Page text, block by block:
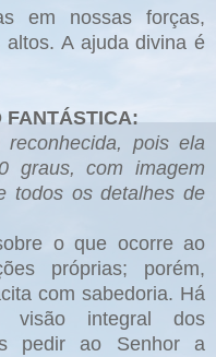
em nossas forças,
altos. A ajuda divina é
FANTÁSTICA:
pois ela
graus, com imagem
todos os detalhes de
o que ocorre ao
próprias; porém,
com sabedoria. Há
visão integral dos
pedir ao Senhor a